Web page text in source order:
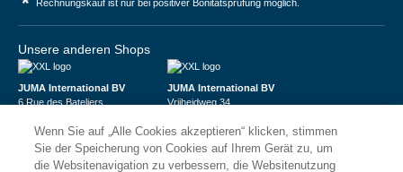
Rechnungskauf ist nur bei positiver Bonitätsprüfung möglich.
Unsere anderen Shops
JUMA International BV
6 Rue des Bateliers
Numéro de TVA : FR59815313275
Numéro Siren : 815313275
JUMA International BV
Vrijheidweg 34
BTW: NL853095048B01
K.V.K.: 58573909
Wenn Sie auf „Alle Cookies akzeptieren“ klicken, stimmen
Sie der Speicherung von Cookies auf Ihrem Gerät zu, um
die Websitenavigation zu verbessern, die Websitenutzung